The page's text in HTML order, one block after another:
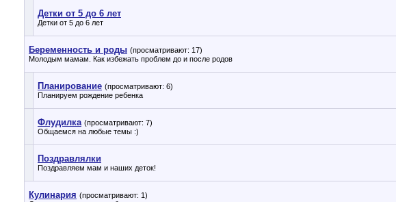
Детки от 5 до 6 лет
Детки от 5 до 6 лет
Беременность и роды (просматривают: 17)
Молодым мамам. Как избежать проблем до и после родов
Планирование (просматривают: 6)
Планируем рождение ребенка
Флудилка (просматривают: 7)
Общаемся на любые темы :)
Поздравлялки
Поздравляем мам и наших деток!
Кулинария (просматривают: 1)